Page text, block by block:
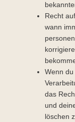
Recht
wann
Wenn
das
und
löschen